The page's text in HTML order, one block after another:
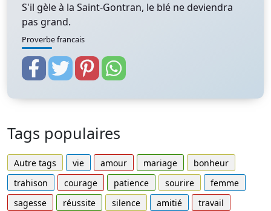
S'il gèle à la Saint-Gontran, le blé ne deviendra
pas grand.
Proverbe francais
Tags populaires
Autre tags vie amour mariage
bonheur
trahison
courage patience sourire
femme
sagesse
réussite silence amitié
travail